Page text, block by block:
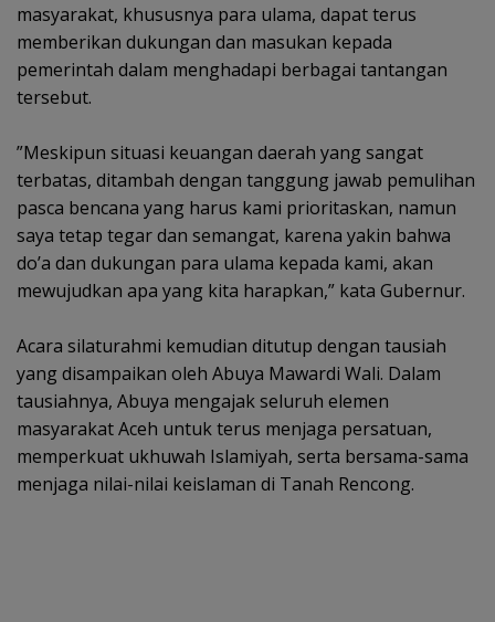
masyarakat, khususnya para ulama, dapat terus
memberikan dukungan dan masukan kepada
pemerintah dalam menghadapi berbagai tantangan
tersebut.
‎”Meskipun situasi keuangan daerah yang sangat
terbatas, ditambah dengan tanggung jawab pemulihan
pasca bencana yang harus kami prioritaskan, namun
saya tetap tegar dan semangat, karena yakin bahwa
do’a dan dukungan para ulama kepada kami, akan
mewujudkan apa yang kita harapkan,” kata Gubernur.
‎Acara silaturahmi kemudian ditutup dengan tausiah
yang disampaikan oleh Abuya Mawardi Wali. Dalam
tausiahnya, Abuya mengajak seluruh elemen
masyarakat Aceh untuk terus menjaga persatuan,
memperkuat ukhuwah Islamiyah, serta bersama-sama
menjaga nilai-nilai keislaman di Tanah Rencong.